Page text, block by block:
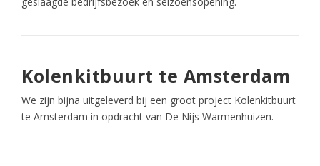
Kolenkitbuurt te Amsterdam
We zijn bijna uitgeleverd bij een groot project Kolenkitbuurt
te Amsterdam in opdracht van De Nijs Warmenhuizen.